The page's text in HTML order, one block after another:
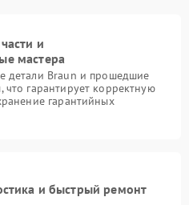
и
мастера
детали Braun и прошедшие
гарантирует корректную
гарантийных
и быстрый ремонт